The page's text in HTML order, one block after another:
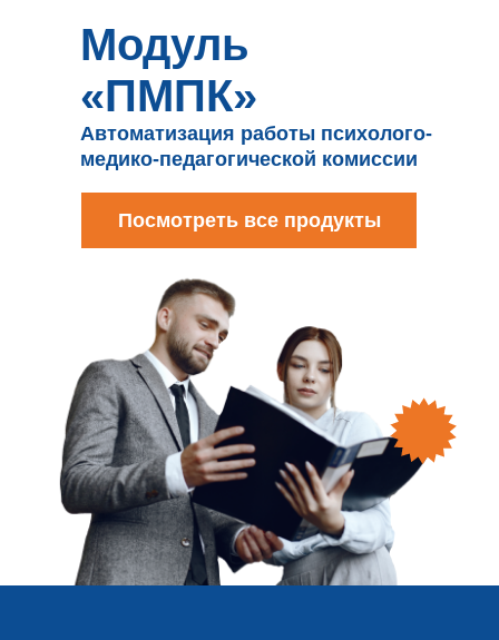
Посмотреть все продукты
Автоматизация работы психолого-
медико-педагогической комиссии
Модуль
«ПМПК»